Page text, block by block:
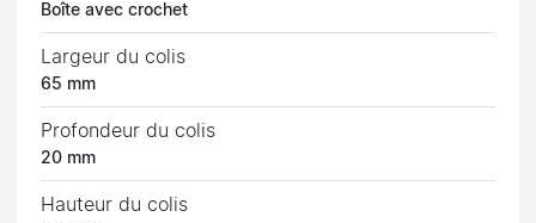
Boîte avec crochet
Largeur du colis
65 mm
Profondeur du colis
20 mm
Hauteur du colis